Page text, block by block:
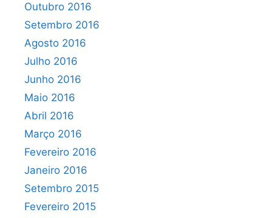
Outubro 2016
Setembro 2016
Agosto 2016
Julho 2016
Junho 2016
Maio 2016
Abril 2016
Março 2016
Fevereiro 2016
Janeiro 2016
Setembro 2015
Fevereiro 2015